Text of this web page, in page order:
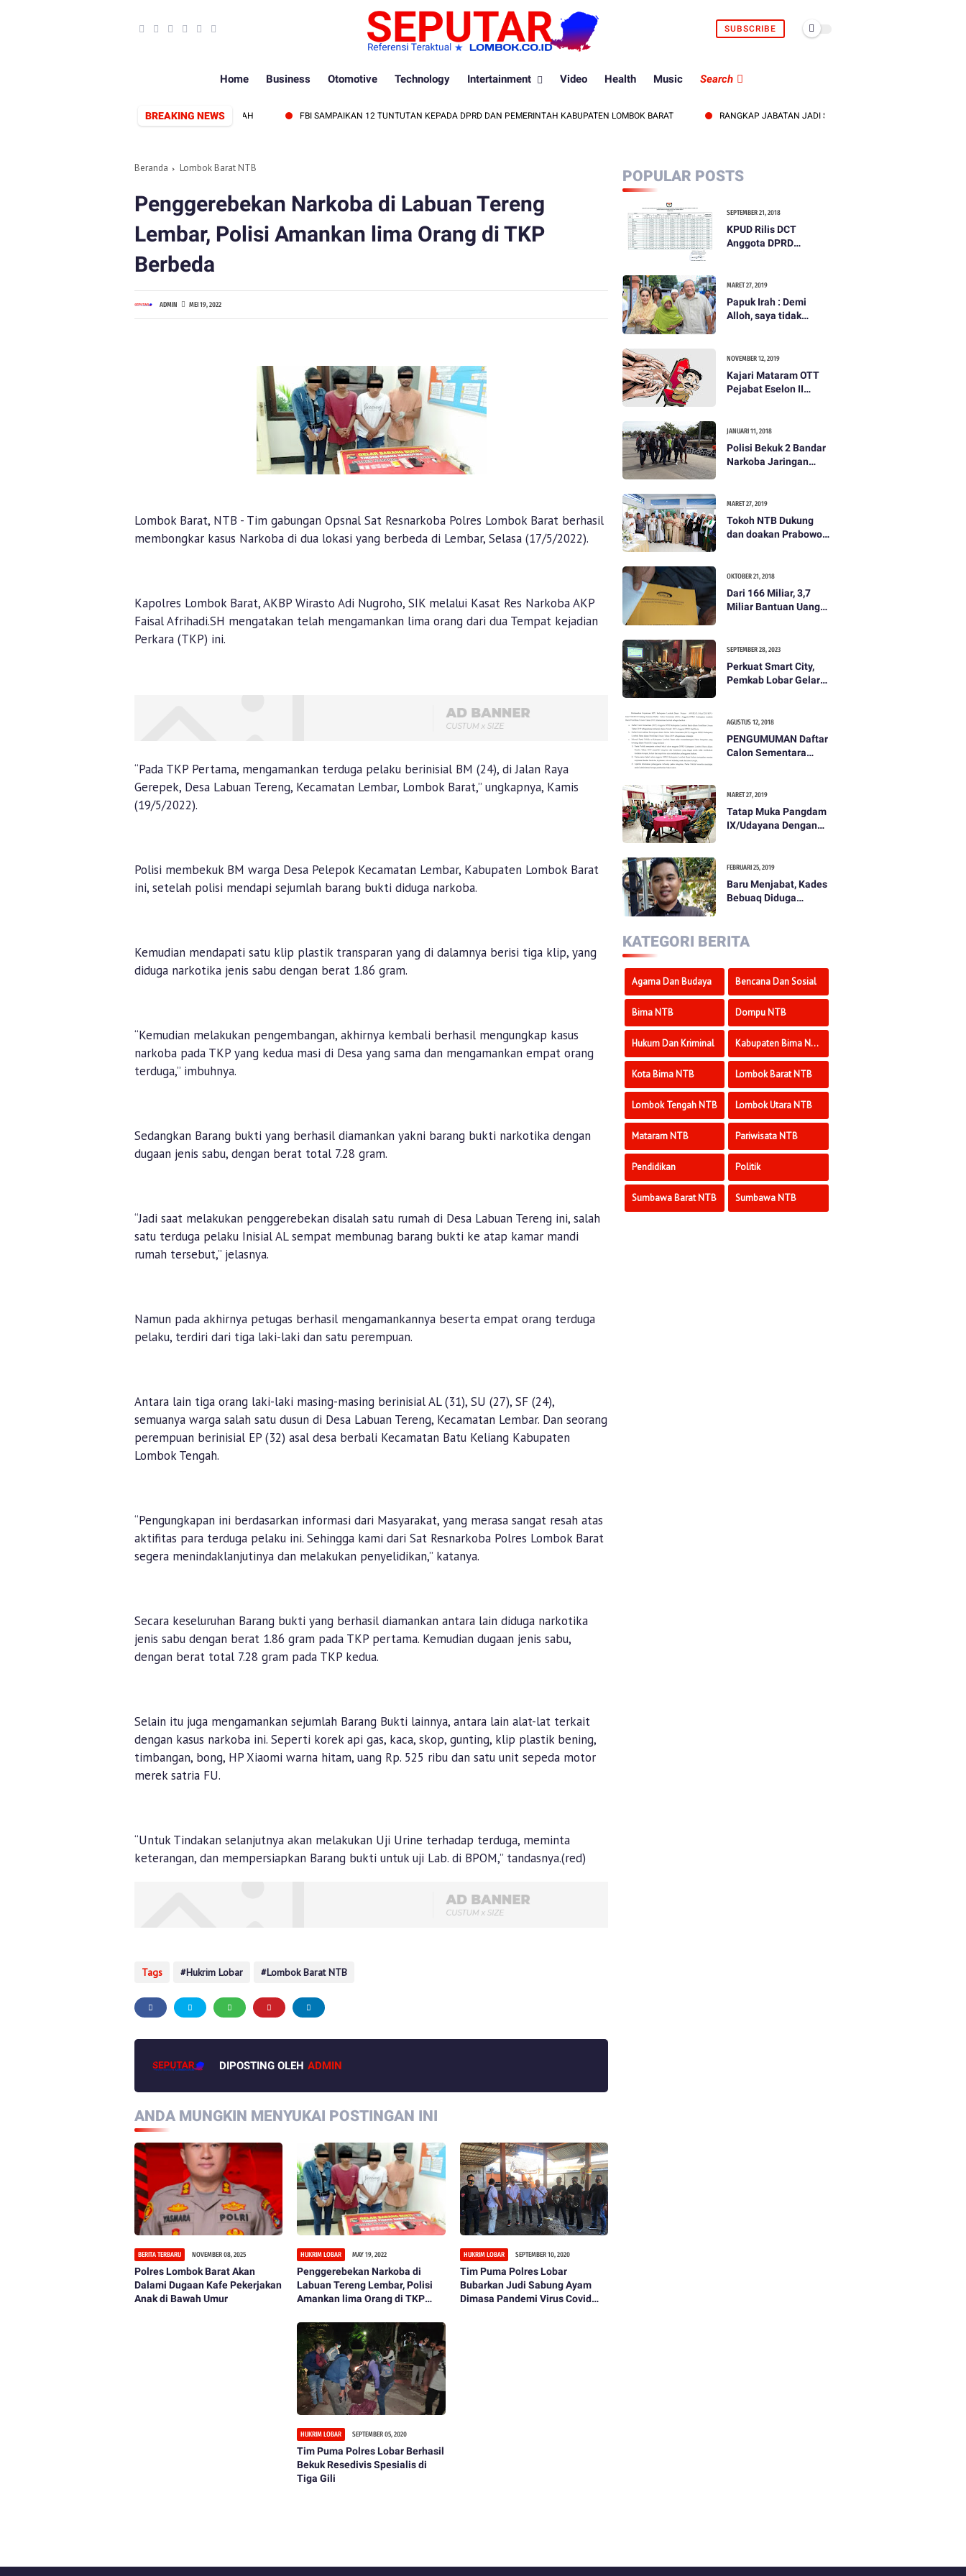
SUBSCRIBE
Home Business Otomotive Technology Intertainment Video Health Music Search
BREAKING NEWS
SIAP PERKUAT SINERGI PERS DAN PEMERINTAH FBI SAMPAIKAN 12 TUNTUTAN KEPADA DPRD DAN PEMERINTAH KABUPATEN LOMBOK BARAT RANGKAP JABATAN JADI SOROTAN, KEPALA UDD PMI LOMBOK
Beranda Lombok Barat NTB
Penggerebekan Narkoba di Labuan Tereng
Lembar, Polisi Amankan lima Orang di TKP
Berbeda
ADMIN MEI 19, 2022
Lombok Barat, NTB - Tim gabungan Opsnal Sat Resnarkoba Polres Lombok Barat berhasil
membongkar kasus Narkoba di dua lokasi yang berbeda di Lembar, Selasa (17/5/2022).
Kapolres Lombok Barat, AKBP Wirasto Adi Nugroho, SIK melalui Kasat Res Narkoba AKP
Faisal Afrihadi.SH mengatakan telah mengamankan lima orang dari dua Tempat kejadian
Perkara (TKP) ini.
“Pada TKP Pertama, mengamankan terduga pelaku berinisial BM (24), di Jalan Raya
Gerepek, Desa Labuan Tereng, Kecamatan Lembar, Lombok Barat,” ungkapnya, Kamis
(19/5/2022).
Polisi membekuk BM warga Desa Pelepok Kecamatan Lembar, Kabupaten Lombok Barat
ini, setelah polisi mendapi sejumlah barang bukti diduga narkoba.
Kemudian mendapati satu klip plastik transparan yang di dalamnya berisi tiga klip, yang
diduga narkotika jenis sabu dengan berat 1.86 gram.
“Kemudian melakukan pengembangan, akhirnya kembali berhasil mengungkap kasus
narkoba pada TKP yang kedua masi di Desa yang sama dan mengamankan empat orang
terduga,” imbuhnya.
Sedangkan Barang bukti yang berhasil diamankan yakni barang bukti narkotika dengan
dugaan jenis sabu, dengan berat total 7.28 gram.
“Jadi saat melakukan penggerebekan disalah satu rumah di Desa Labuan Tereng ini, salah
satu terduga pelaku Inisial AL sempat membunag barang bukti ke atap kamar mandi
rumah tersebut,” jelasnya.
Namun pada akhirnya petugas berhasil mengamankannya beserta empat orang terduga
pelaku, terdiri dari tiga laki-laki dan satu perempuan.
Antara lain tiga orang laki-laki masing-masing berinisial AL (31), SU (27), SF (24),
semuanya warga salah satu dusun di Desa Labuan Tereng, Kecamatan Lembar. Dan seorang
perempuan berinisial EP (32) asal desa berbali Kecamatan Batu Keliang Kabupaten
Lombok Tengah.
“Pengungkapan ini berdasarkan informasi dari Masyarakat, yang merasa sangat resah atas
aktifitas para terduga pelaku ini. Sehingga kami dari Sat Resnarkoba Polres Lombok Barat
segera menindaklanjutinya dan melakukan penyelidikan,” katanya.
Secara keseluruhan Barang bukti yang berhasil diamankan antara lain diduga narkotika
jenis sabu dengan berat 1.86 gram pada TKP pertama. Kemudian dugaan jenis sabu,
dengan berat total 7.28 gram pada TKP kedua.
Selain itu juga mengamankan sejumlah Barang Bukti lainnya, antara lain alat-lat terkait
dengan kasus narkoba ini. Seperti korek api gas, kaca, skop, gunting, klip plastik bening,
timbangan, bong, HP Xiaomi warna hitam, uang Rp. 525 ribu dan satu unit sepeda motor
merek satria FU.
“Untuk Tindakan selanjutnya akan melakukan Uji Urine terhadap terduga, meminta
keterangan, dan mempersiapkan Barang bukti untuk uji Lab. di BPOM,” tandasnya.(red)
Tags Hukrim Lobar Lombok Barat NTB
DIPOSTING OLEH ADMIN
ANDA MUNGKIN MENYUKAI POSTINGAN INI
BERITA TERBARU NOVEMBER 08, 2025
Polres Lombok Barat Akan
Dalami Dugaan Kafe Pekerjakan
Anak di Bawah Umur
HUKRIM LOBAR MAY 19, 2022
Penggerebekan Narkoba di
Labuan Tereng Lembar, Polisi
Amankan lima Orang di TKP
HUKRIM LOBAR SEPTEMBER 10, 2020
Tim Puma Polres Lobar
Bubarkan Judi Sabung Ayam
Dimasa Pandemi Virus Covid
HUKRIM LOBAR SEPTEMBER 05, 2020
Tim Puma Polres Lobar Berhasil
Bekuk Resedivis Spesialis di
Tiga Gili
POPULAR POSTS
SEPTEMBER 21, 2018
KPUD Rilis DCT
Anggota DPRD
MARET 27, 2019
Papuk Irah : Demi
Alloh, saya tidak
itu bohong
NOVEMBER 12, 2019
Kajari Mataram OTT
Pejabat Eselon II
JANUARI 11, 2018
Polisi Bekuk 2 Bandar
Narkoba Jaringan
MARET 27, 2019
Tokoh NTB Dukung
dan doakan Prabowo
OKTOBER 21, 2018
Dari 166 Miliar, 3,7
Miliar Bantuan Uang
SEPTEMBER 28, 2023
Perkuat Smart City,
Pemkab Lobar Gelar
AGUSTUS 12, 2018
PENGUMUMAN Daftar
Calon Sementara
Daerah Kabupaten
Lombok Barat Dalam
Pemilihan Umum
Tahun 2019
MARET 27, 2019
Tatap Muka Pangdam
IX/Udayana Dengan
FEBRUARI 25, 2019
Baru Menjabat, Kades
Bebuaq Diduga
KATEGORI BERITA
Agama Dan Budaya Bencana Dan Sosial
Bima NTB Dompu NTB
Hukum Dan Kriminal Kabupaten Bima NTB
Kota Bima NTB Lombok Barat NTB
Lombok Tengah NTB Lombok Utara NTB
Mataram NTB Pariwisata NTB
Pendidikan Politik
Sumbawa Barat NTB Sumbawa NTB